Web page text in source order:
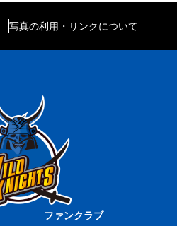
写真の利用・リンクについて
ファンクラブ